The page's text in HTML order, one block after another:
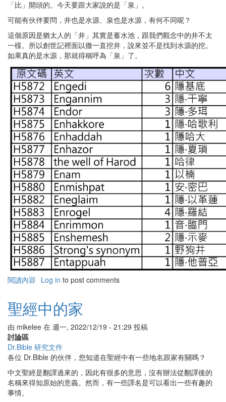
「比」開頭的。今天要跟大家說的是「泉」。
可能有伙伴要問，井也是水源、泉也是水源，有何不同呢？
這個原因是猶太人的「井」其實是蓄水池，跟我們觀念中的井不太
一樣。所以創世記裡面以撒一直挖井，說來並不是找到水源的挖。
如果真的是水源，那就得稱呼為「泉」了。
閱讀內容 有
經
的
Log in to post comments
聖經中的家
由 mikelee 在 週一, 2022/12/19 - 21:29 投稿
討論區
Dr.Bible 研究文件
各位 Dr.Bible 的伙伴，您知道在聖經中有一些地名跟家有關嗎？
中文聖經是翻譯過來的，因此有很多的意思，沒有辦法從翻譯後的
名稱來得知原始的意義。然而，有一些譯名是可以看出一些有趣的
事情。